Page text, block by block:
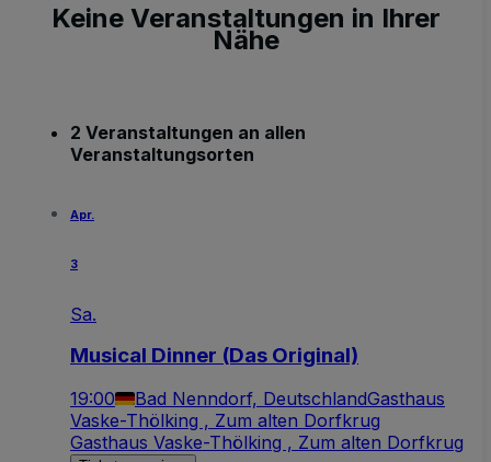
Keine Veranstaltungen in Ihrer
Nähe
2 Veranstaltungen an allen
Veranstaltungsorten
Apr.
3
Sa.
Musical Dinner (Das Original)
19:00 Bad Nenndorf, DeutschlandGasthaus
Vaske-Thölking , Zum alten Dorfkrug
Gasthaus Vaske-Thölking , Zum alten Dorfkrug